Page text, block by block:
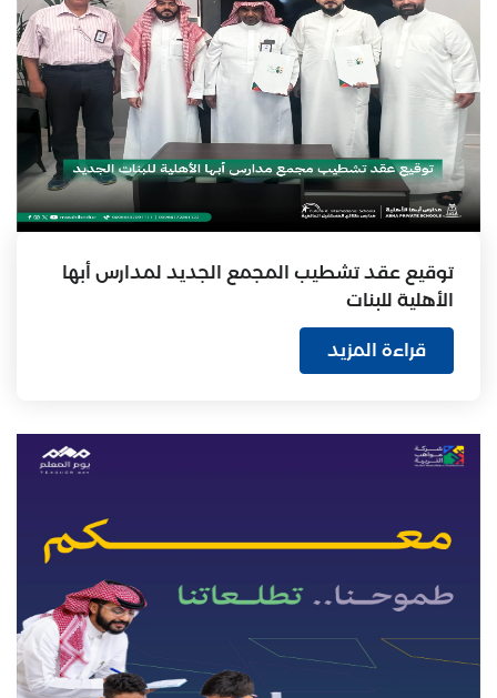
توقيع عقد تشطيب المجمع الجديد لمدارس أبها
الأهلية للبنات
قراءة المزيد